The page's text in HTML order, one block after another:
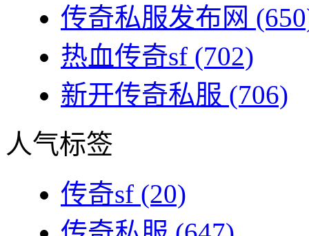
传奇私服发布网
热血传奇sf (702)
新开传奇私服 (706)
人气标签
传奇sf (20)